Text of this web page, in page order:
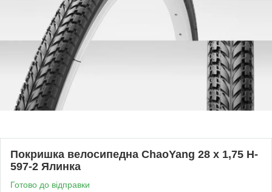
Покришка велосипедна ChaoYang 28 x 1,75 H-
597-2 Ялинка
Готово до відправки